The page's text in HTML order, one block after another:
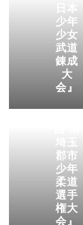
日本
少年
少女
武道
錬成
大
会』
柔道
ニュ
ース
埼玉
郡市
少年
柔道
選手
権大
会』